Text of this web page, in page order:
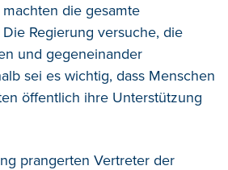
die gesamte
Regierung versuche, die
und gegeneinander
sei es wichtig, dass Menschen
öffentlich ihre Unterstützung
prangerten Vertreter der